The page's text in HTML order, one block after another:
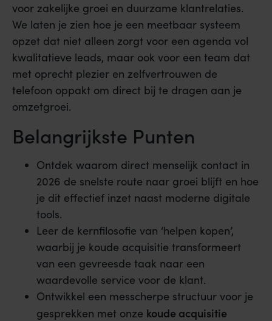
voor zakelijke groei en duurzame klantrelaties.
We laten je zien hoe je een meetbaar systeem
opzet dat niet alleen zorgt voor een agenda vol
kwalitatieve leads, maar ook voor een team dat
met oprecht plezier en zelfvertrouwen de
telefoon oppakt om direct bij te dragen aan je
omzetgroei.
Belangrijkste Punten
Ontdek waarom direct menselijk contact in
2026 de snelste route naar groei blijft en hoe
je dit effectief inzet naast moderne digitale
tools.
Leer de kernfilosofie van ‘helpen kopen’,
waarbij je koude acquisitie transformeert
van een gevreesde taak naar een
waardevolle service voor de klant.
Ontwikkel een messcherpe structuur voor je
gesprekken met onze koude acquisitie